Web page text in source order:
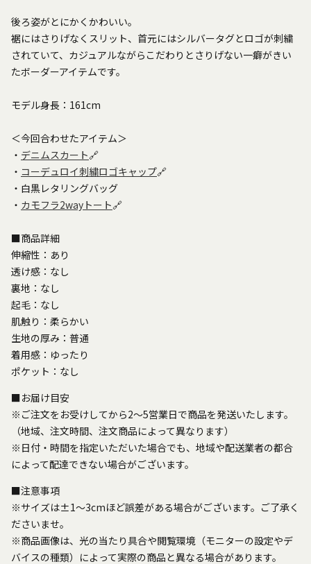
後ろ姿がとにかくかわいい。
裾にはさりげなくスリット、首元にはシルバータグとロゴが刺繍
されていて、カジュアルながらこだわりとさりげない一癖がきい
たボーダーアイテムです。
モデル身長：161cm
＜今回合わせたアイテム＞
・ デニムスカート🔗
・ コーデュロイ刺繍ロゴキャップ🔗
・白黒レタリングバッグ
・ カモフラ2wayトート🔗
■商品詳細
伸縮性：あり
透け感：なし
裏地：なし
起毛：なし
肌触り：柔らかい
生地の厚み：普通
着用感：ゆったり
ポケット：なし
■お届け目安
※ご注文をお受けしてから2～5営業日で商品を発送いたします。
（地域、注文時間、注文商品によって異なります）
※日付・時間を指定いただいた場合でも、地域や配送業者の都合
によって配達できない場合がございます。
■注意事項
※サイズは±1～3cmほど誤差がある場合がございます。ご了承く
ださいませ。
※商品画像は、光の当たり具合や閲覧環境（モニターの設定やデ
バイスの種類）によって実際の商品と異なる場合があります。